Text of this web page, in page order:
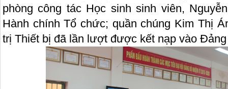
phòng công tác Học sinh sinh viên,
Hành chính Tổ chức; quần chúng Kim Thị
trị Thiết bị đã lần lượt được kết nạp vào